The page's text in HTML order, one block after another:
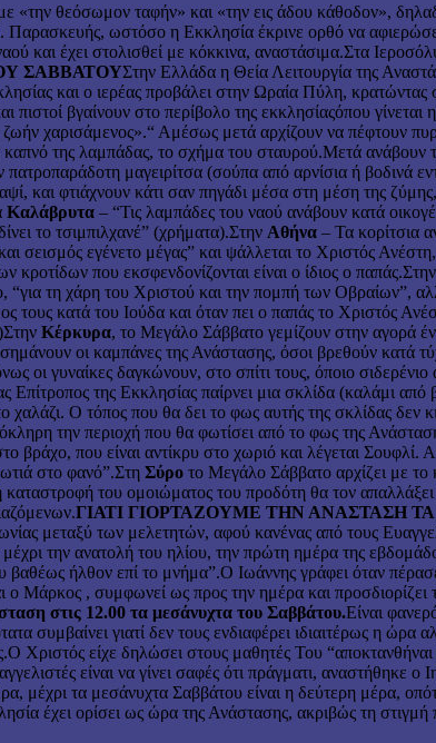
«την θεόσωμον ταφήν» και «την εις άδου κάθοδον»,
ωστόσο η Εκκλησία έκρινε ορθό να
και έχει στολισθεί με κόκκινα, αναστάσιμα.Στα
ΣΑΒΒΑΤΟΥΣτην Ελλάδα η Θεία Λειτουργία της
και ο ιερέας προβάλει στην Ωραία Πύλη,
βγαίνουν στο περίβολο της εκκλησίαςόπου
χαρισάμενος».“ Αμέσως μετά αρχίζουν να πέφτουν
της λαμπάδας, το σχήμα του σταυρού.Μετά ανάβουν
μαγειρίτσα (σούπα από αρνίσια ή βοδινά
και φτιάχνουν κάτι σαν πηγάδι μέσα στη μέση της
Καλάβρυτα – “Τις λαμπάδες του ναού ανάβουν κατά
το τσιμπιλχανέ” (χρήματα).Στην Αθήνα – Τα κορίτσια
σεισμός εγένετο μέγας” και ψάλλεται το Χριστός
που εκσφενδονίζονται είναι ο ίδιος ο παπάς.Στην
τη χάρη του Χριστού και την πομπή των Οβραίων”,
τους κατά του Ιούδα και όταν πει ο παπάς το Χριστός
Κέρκυρα, το Μεγάλο Σάββατο γεμίζουν στην αγορά
οι καμπάνες της Ανάστασης, όσοι βρεθούν κατά
οι γυναίκες δαγκώνουν, στο σπίτι τους, όποιο
Επίτροπος της Εκκλησίας παίρνει μια σκλίδα (καλάμι
Ο τόπος που θα δει το φως αυτής της σκλίδας
την περιοχή που θα φωτίσει από το φως της
βράχο, που είναι αντίκρυ στο χωριό και λέγεται
στο φανό”.Στη Σύρο το Μεγάλο Σάββατο αρχίζει με
καταστροφή του ομοιώματος του προδότη θα τον
ΓΙΑΤΙ ΓΙΟΡΤΑΖΟΥΜΕ ΤΗΝ ΑΝΑΣΤΑΣΗ
μεταξύ των μελετητών, αφού κανένας από τους
την ανατολή του η­λίου, την πρώτη ημέρα της
ήλθον επί το μνήμα”.O Ιωάννης γράφει όταν
ο Μάρ­κος , συμφωνεί ως προς την ημέρα και
στις 12.00 τα μεσάνυχτα του Σαββάτου.Είναι
συμβαίνει γιατί δεν τους ενδιαφέρει ιδιαιτέρως η
Χριστός είχε δηλώσει στους μαθητές Του
είναι να γίνει σαφές ότι πράγματι, αναστήθηκε
τα μεσάνυχτα Σαββάτου είναι η δεύτερη μέρα,
έχει ορίσει ως ώρα της Ανάστασης, ακριβώς τη